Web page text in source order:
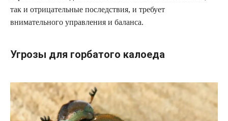
так и отрицательные последствия, и требует
внимательного управления и баланса.
Угрозы для горбатого калоеда